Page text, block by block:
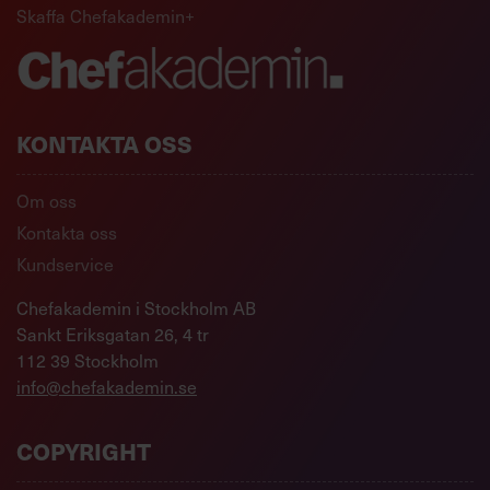
Skaffa Chefakademin+
KONTAKTA OSS
Om oss
Kontakta oss
Kundservice
Chefakademin i Stockholm AB
Sankt Eriksgatan 26, 4 tr
112 39 Stockholm
info@chefakademin.se
COPYRIGHT